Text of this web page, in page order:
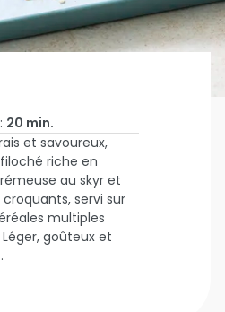
20 min.
et savoureux,
riche en
au skyr et
servi sur
multiples
goûteux et